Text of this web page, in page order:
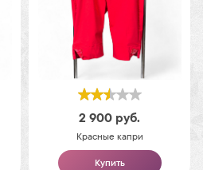
2 900 руб.
Красные капри
Купить